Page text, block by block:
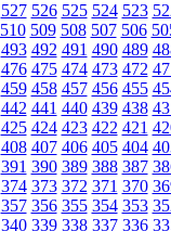
527 526 525 524 523
510 509 508 507 506
493 492 491 490 489
476 475 474 473 472
459 458 457 456 455
442 441 440 439 438
425 424 423 422 421
408 407 406 405 404
391 390 389 388 387
374 373 372 371 370
357 356 355 354 353
340 339 338 337 336